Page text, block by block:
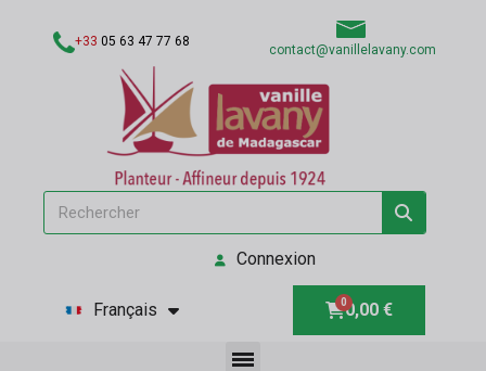
+33 05 63 47 77 68
contact@vanillelavany.com
Connexion
Français 0,00 €